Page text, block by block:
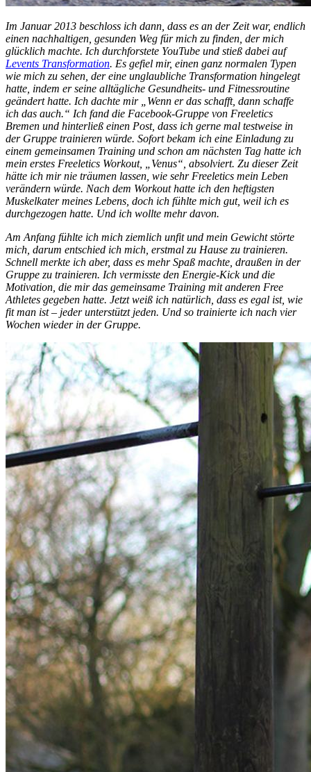
Im Januar 2013 beschloss ich dann, dass es an der Zeit war, endlich
einen nachhaltigen, gesunden Weg für mich zu finden, der mich
glücklich machte. Ich durchforstete YouTube und stieß dabei auf
Levents Transformation. Es gefiel mir, einen ganz normalen Typen
wie mich zu sehen, der eine unglaubliche Transformation hingelegt
hatte, indem er seine alltägliche Gesundheits- und Fitnessroutine
geändert hatte. Ich dachte mir „Wenn er das schafft, dann schaffe
ich das auch.“ Ich fand die Facebook-Gruppe von Freeletics
Bremen und hinterließ einen Post, dass ich gerne mal testweise in
der Gruppe trainieren würde. Sofort bekam ich eine Einladung zu
einem gemeinsamen Training und schon am nächsten Tag hatte ich
mein erstes Freeletics Workout, „Venus“, absolviert. Zu dieser Zeit
hätte ich mir nie träumen lassen, wie sehr Freeletics mein Leben
verändern würde. Nach dem Workout hatte ich den heftigsten
Muskelkater meines Lebens, doch ich fühlte mich gut, weil ich es
durchgezogen hatte. Und ich wollte mehr davon.
Am Anfang fühlte ich mich ziemlich unfit und mein Gewicht störte
mich, darum entschied ich mich, erstmal zu Hause zu trainieren.
Schnell merkte ich aber, dass es mehr Spaß machte, draußen in der
Gruppe zu trainieren. Ich vermisste den Energie-Kick und die
Motivation, die mir das gemeinsame Training mit anderen Free
Athletes gegeben hatte. Jetzt weiß ich natürlich, dass es egal ist, wie
fit man ist – jeder unterstützt jeden. Und so trainierte ich nach vier
Wochen wieder in der Gruppe.